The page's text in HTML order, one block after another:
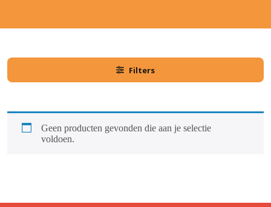
Filters
Geen producten gevonden die aan je selectie
voldoen.